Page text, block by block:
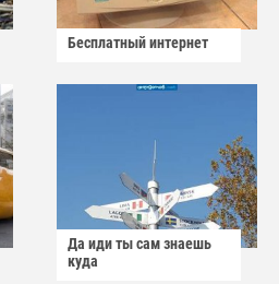
Бесплатный интернет
Да иди ты сам знаешь
куда